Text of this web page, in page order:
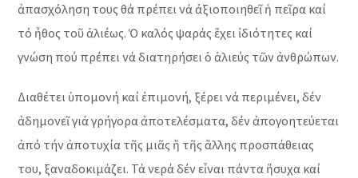
ἀπασχόληση τους θά πρέπει νά ἀξιοποιηθεῖ ἡ πεῖρα καί
τό ἦθος τοῦ ἁλιέως. Ὁ καλός ψαράς ἔχει ἰδιότητες καί
γνώση πού πρέπει νά διατηρήσει ὁ ἁλιεύς τῶν ἀνθρώπων.
Διαθέτει ὑπομονή καί ἐπιμονή, ξέρει νά περιμένει, δέν
ἀδημονεῖ γιά γρήγορα ἀποτελέσματα, δέν ἀπογοητεύεται
ἀπό τήν ἀποτυχία τῆς μιᾶς ἤ τῆς ἄλλης προσπάθειας
του, ξαναδοκιμάζει. Τά νερά δέν εἶναι πάντα ἥσυχα καί